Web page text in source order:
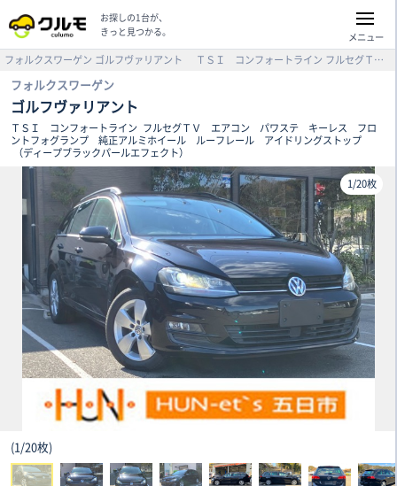
お探しの1台が、
きっと見つかる。
メニュー
フォルクスワーゲン ゴルフヴァリアント ＴＳＩ コンフォートライン フルセグＴＶ エアコン パワステ キーレス フロントフォグランプ 純正アルミホイール ルーフレール アイドリングストップ （ディープブラックパールエフェクト）
フォルクスワーゲン
ゴルフヴァリアント
ＴＳＩ コンフォートライン フルセグＴＶ エアコン パワステ キーレス フロ
ントフォグランプ 純正アルミホイール ルーフレール アイドリングストップ
（ディープブラックパールエフェクト）
1/20枚
(1/20枚)